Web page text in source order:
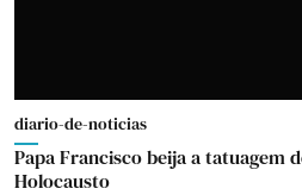
diario-de-noticias
Papa Francisco beija a tatuagem
Holocausto